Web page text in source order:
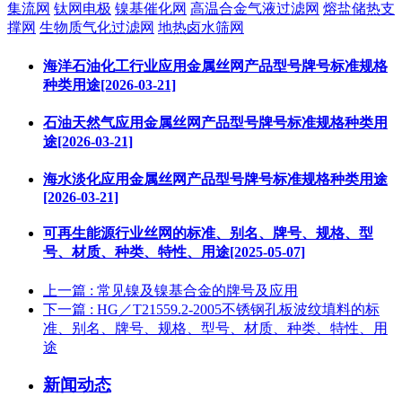
集流网 钛网电极 镍基催化网 高温合金气液过滤网 熔盐储热支
撑网 生物质气化过滤网 地热卤水筛网
海洋石油化工行业应用金属丝网产品型号牌号标准规格
种类用途[2026-03-21]
石油天然气应用金属丝网产品型号牌号标准规格种类用
途[2026-03-21]
海水淡化应用金属丝网产品型号牌号标准规格种类用途
[2026-03-21]
可再生能源行业丝网的‌标准、别名、牌号、规格、型
号、材质、种类、特性、用途[2025-05-07]
上一篇 : 常见镍及镍基合金的牌号及应用
下一篇 : HG／T21559.2-2005不锈钢孔板波纹填料的标
准、别名、牌号、规格、型号、材质、种类、特性、用
途
新闻动态